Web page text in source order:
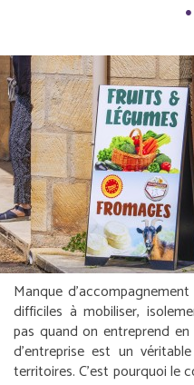
Manque
difficiles à mobiliser,
pas quand on entreprend
d’entreprise est un
territoires. C’est pourquoi le